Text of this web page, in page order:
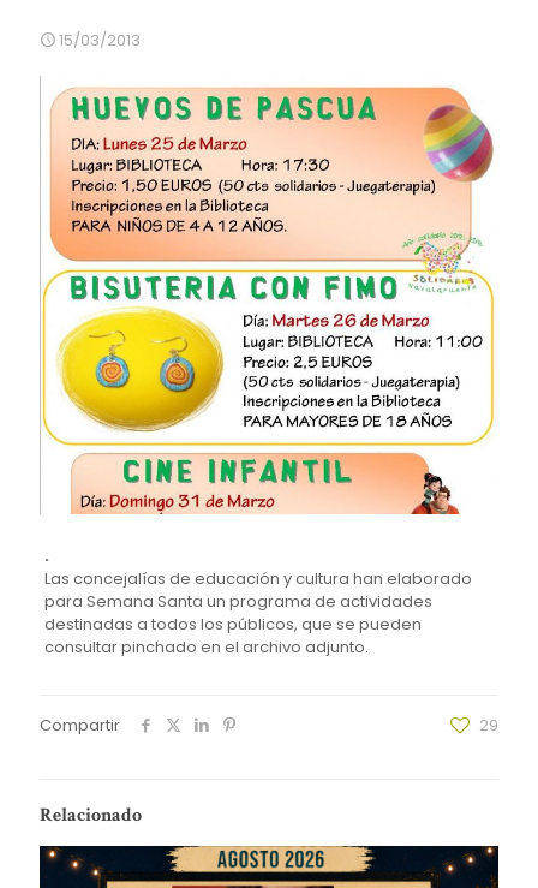
15/03/2013
.
Las concejalías de educación y cultura han elaborado
para Semana Santa un programa de actividades
destinadas a todos los públicos, que se pueden
consultar pinchado en el archivo adjunto.
Compartir 29
Relacionado